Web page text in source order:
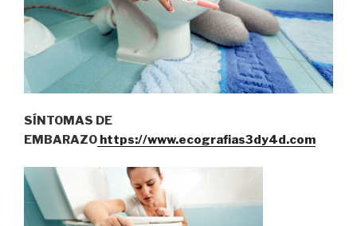
SÍNTOMAS DE
EMBARAZO https://www.ecografias3dy4d.com